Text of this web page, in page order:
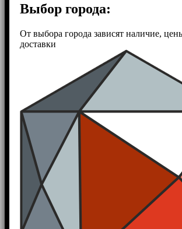
Выбор города:
От выбора города зависят наличие,
доставки